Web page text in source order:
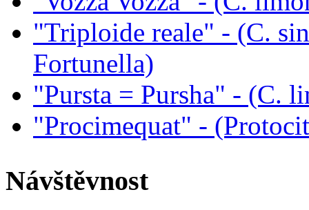
"Triploide reale" - (C.
Fortunella)
"Pursta = Pursha" - (C.
"Procimequat" -
Návštěvnost